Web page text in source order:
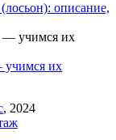
описание,
учимся их
, 2024